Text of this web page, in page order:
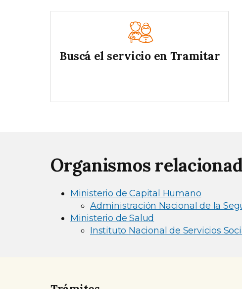
Buscá el servicio en Tramitar
Organismos
Ministerio de Capital Humano
Administración Nacional de la
Ministerio de Salud
Instituto Nacional de Servicios